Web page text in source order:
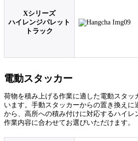
Xシリーズ
ハイレンジパレット
トラック
電動スタッカー
荷物を積み上げる作業に適した電動スタッ
います。手動スタッカーからの置き換えに
から、高所への積み付けに対応するハイレ
作業内容に合わせてお選びいただけます。